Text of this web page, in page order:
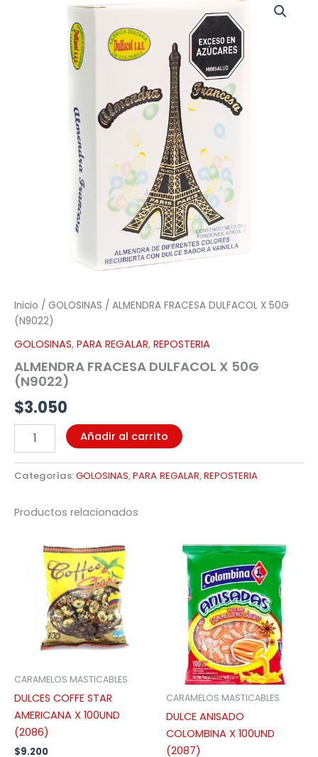
Inicio / GOLOSINAS / ALMENDRA FRACESA DULFACOL X 50G
(N9022)
GOLOSINAS, PARA REGALAR, REPOSTERIA
ALMENDRA FRACESA DULFACOL X 50G
(N9022)
$3.050
Añadir al carrito
Categorías:GOLOSINAS,PARA REGALAR,REPOSTERIA
Productos relacionados
CARAMELOS MASTICABLES
DULCES COFFE STAR
AMERICANA X 100UND
(2086)
$9.200
CARAMELOS MASTICABLES
DULCE ANISADO
COLOMBINA X 100UND
(2087)